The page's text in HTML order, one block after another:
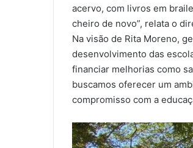
acervo, com livros em
cheiro de novo”, relata o
Na visão de Rita Moreno,
desenvolvimento das
financiar melhorias como
buscamos oferecer um
compromisso com a